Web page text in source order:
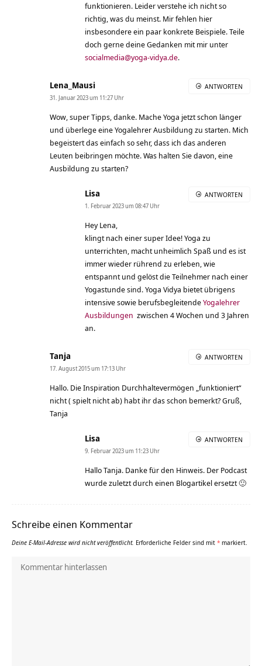
funktionieren. Leider verstehe ich nicht so
richtig, was du meinst. Mir fehlen hier
insbesondere ein paar konkrete Beispiele. Teile
doch gerne deine Gedanken mit mir unter
socialmedia@yoga-vidya.de.
Lena_Mausi
31. Januar 2023 um 11:27 Uhr
Wow, super Tipps, danke. Mache Yoga jetzt schon länger
und überlege eine Yogalehrer Ausbildung zu starten. Mich
begeistert das einfach so sehr, dass ich das anderen
Leuten beibringen möchte. Was halten Sie davon, eine
Ausbildung zu starten?
ANTWORTEN
Lisa
1. Februar 2023 um 08:47 Uhr
Hey Lena,
klingt nach einer super Idee! Yoga zu
unterrichten, macht unheimlich Spaß und es ist
immer wieder rührend zu erleben, wie
entspannt und gelöst die Teilnehmer nach einer
Yogastunde sind. Yoga Vidya bietet übrigens
intensive sowie berufsbegleitendeYogalehrer
Ausbildungen zwischen 4 Wochen und 3 Jahren
an.
ANTWORTEN
Tanja
17. August 2015 um 17:13 Uhr
Hallo. Die Inspiration Durchhaltevermögen „funktioniert“
nicht ( spielt nicht ab) habt ihr das schon bemerkt? Gruß,
Tanja
ANTWORTEN
Lisa
9. Februar 2023 um 11:23 Uhr
Hallo Tanja. Danke für den Hinweis. Der Podcast
wurde zuletzt durch einen Blogartikel ersetzt 🙂
ANTWORTEN
Schreibe einen Kommentar
Deine E-Mail-Adresse wird nicht veröffentlicht. Erforderliche Felder sind mit * markiert.